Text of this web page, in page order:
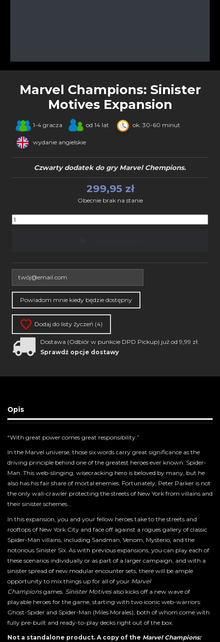
Marvel Champions: Sinister
Motives Expansion
1-4 gracza od 14 lat ok. 30-60 minut
wydanie angielskie
Czwarty dodatek do gry Marvel Chempions.
299,95 zł
Obecnie brak na stanie
Dodaj do listy życzeń (4)
Dostawa (Odbiór w punkcie DPD Pickup) już od 9,99 zł.
Sprawdź opcje dostawy
Opis
“With great power comes great responsibility.”
In the Marvel universe, those six words carry great significance as the
driving principle behind one of the greatest heroes ever known: Spider-
Man. This web-slinging, wisecracking hero is beloved by many, but he
also has his fair share of mortal enemies. Fortunately, Peter Parker is not
the only wall-crawler protecting the streets of New York from villains and
their sinister schemes…
In this expansion, you and your fellow heroes take to the streets and
rooftops of New York City and face off against a rogues gallery of classic
Spider-Man villains, including Sandman, Venom, Mysterio, and the
notorious Sinister Six. As with previous expansions, you can play each of
these scenarios individually or as part of a larger campaign, and with a
sinister spread of new modular encounter sets, there will be ample
opportunity to mix things up for all of your Marvel
Championsgames. Sinister Motivesalso kicks off a new wave of
playable heroes for the game, starting with two iconic web-warriors:
Ghost-Spider and Spider-Man (Miles Morales), both of whom come with
fully pre-built and ready-to-play decks right out of the box.
Not a standalone product. A copy of the Marvel Champions: